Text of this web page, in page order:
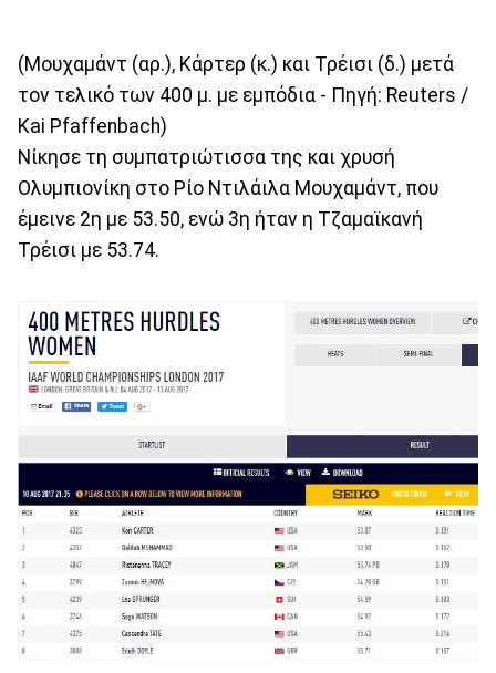
(Μουχαμάντ (αρ.), Κάρτερ (κ.) και Τρέισι (δ.) μετά
τον τελικό των 400 μ. με εμπόδια - Πηγή: Reuters /
Kai Pfaffenbach)
Nίκησε τη συμπατριώτισσα της και χρυσή
Ολυμπιονίκη στο Ρίο Ντιλάιλα Μουχαμάντ, που
έμεινε 2η με 53.50, ενώ 3η ήταν η Τζαμαϊκανή
Τρέισι με 53.74.